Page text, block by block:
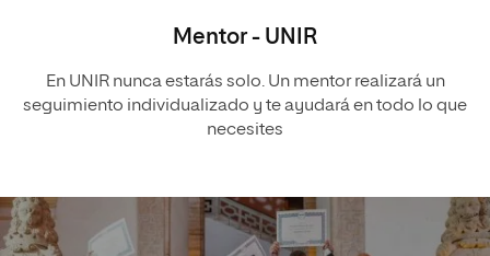
Mentor - UNIR
En UNIR nunca estarás solo. Un mentor realizará un
seguimiento individualizado y te ayudará en todo lo que
necesites